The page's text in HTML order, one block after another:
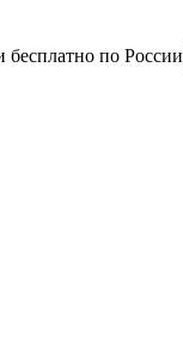
бесплатно по России